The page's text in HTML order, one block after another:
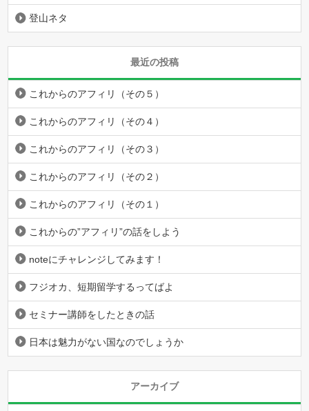
登山ネタ
最近の投稿
これからのアフィリ（その５）
これからのアフィリ（その４）
これからのアフィリ（その３）
これからのアフィリ（その２）
これからのアフィリ（その１）
これからの”アフィリ”の話をしよう
noteにチャレンジしてみます！
フジオカ、短期留学するってばよ
セミナー講師をしたときの話
日本は魅力がない国なのでしょうか
アーカイブ